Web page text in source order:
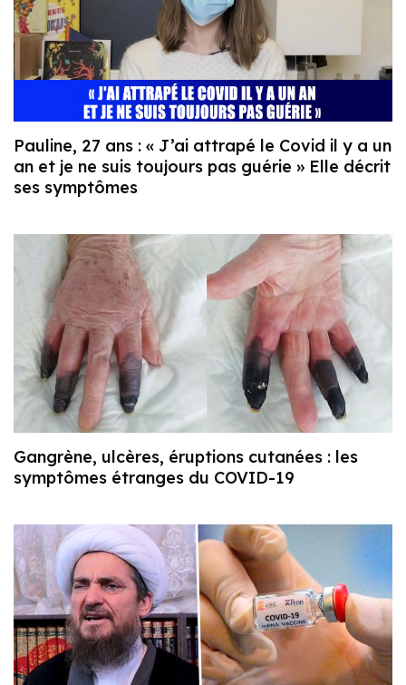
Pauline, 27 ans : « J’ai attrapé le Covid il y a un
an et je ne suis toujours pas guérie » Elle décrit
ses symptômes
Gangrène, ulcères, éruptions cutanées : les
symptômes étranges du COVID-19